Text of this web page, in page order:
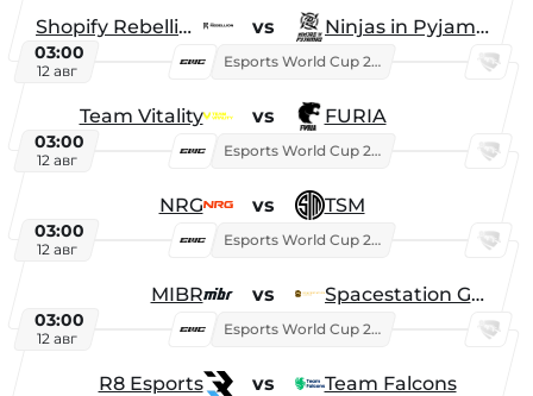
Shopify Rebellion vs Ninjas in Pyjamas
03:00
12 авг
Esports World Cup 2026
Team Vitality vs FURIA
03:00
12 авг
Esports World Cup 2026
NRG vs TSM
03:00
12 авг
Esports World Cup 2026
MIBR vs Spacestation Gaming
03:00
12 авг
Esports World Cup 2026
R8 Esports vs Team Falcons